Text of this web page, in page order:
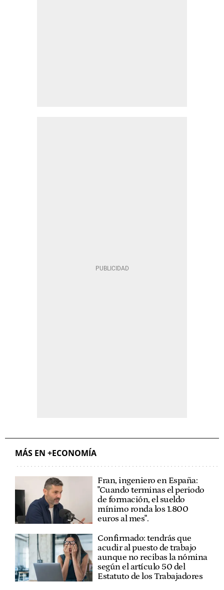
MÁS EN +ECONOMÍA
Fran, ingeniero en España:
"Cuando terminas el periodo
de formación, el sueldo
mínimo ronda los 1.800
euros al mes".
Confirmado: tendrás que
acudir al puesto de trabajo
aunque no recibas la nómina
según el artículo 50 del
Estatuto de los Trabajadores